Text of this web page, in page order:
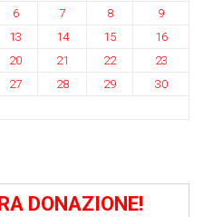
6 7 8
9
13 14 15
16
20 21 22
23
27 28 29
30
DONAZIONE!